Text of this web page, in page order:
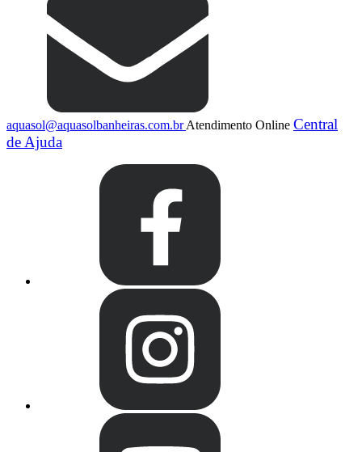
aquasol@aquasolbanheiras.com.brAtendimento Online Central
de Ajuda